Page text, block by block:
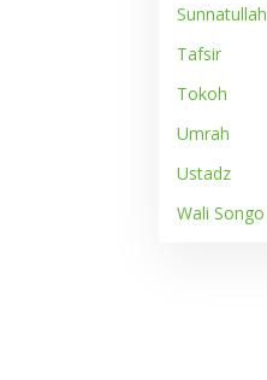
Sunnatullah
Tafsir
Tokoh
Umrah
Ustadz
Wali Songo